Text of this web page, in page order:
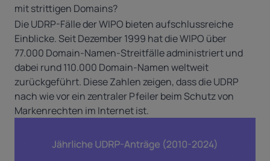
mit strittigen Domains?
Die UDRP-Fälle der WIPO bieten aufschlussreiche
Einblicke. Seit Dezember 1999 hat die WIPO über
77.000 Domain-Namen-Streitfälle administriert und
dabei rund 110.000 Domain-Namen weltweit
zurückgeführt. Diese Zahlen zeigen, dass die UDRP
nach wie vor ein zentraler Pfeiler beim Schutz von
Markenrechten im Internet ist.